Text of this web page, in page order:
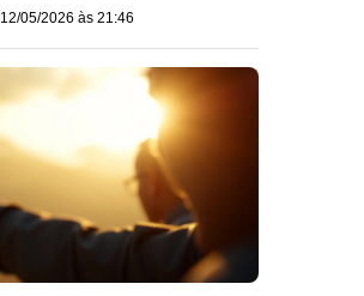
12/05/2026 às 21:46